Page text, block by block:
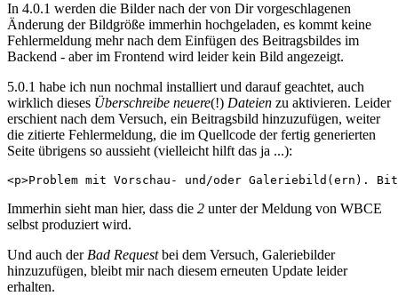
In 4.0.1 werden die Bilder nach der von Dir vorgeschlagenen
Änderung der Bildgröße immerhin hochgeladen, es kommt keine
Fehlermeldung mehr nach dem Einfügen des Beitragsbildes im
Backend - aber im Frontend wird leider kein Bild angezeigt.
5.0.1 habe ich nun nochmal installiert und darauf geachtet, auch
wirklich dieses Überschreibe neuere(!) Dateien zu aktivieren. Leider
erschient nach dem Versuch, ein Beitragsbild hinzuzufügen, weiter
die zitierte Fehlermeldung, die im Quellcode der fertig generierten
Seite übrigens so aussieht (vielleicht hilft das ja ...):
<p>Problem mit Vorschau- und/oder Galeriebild(ern).
Immerhin sieht man hier, dass die 2 unter der Meldung von WBCE
selbst produziert wird.
Und auch der Bad Requestbei dem Versuch, Galeriebilder
hinzuzufügen, bleibt mir nach diesem erneuten Update leider
erhalten.